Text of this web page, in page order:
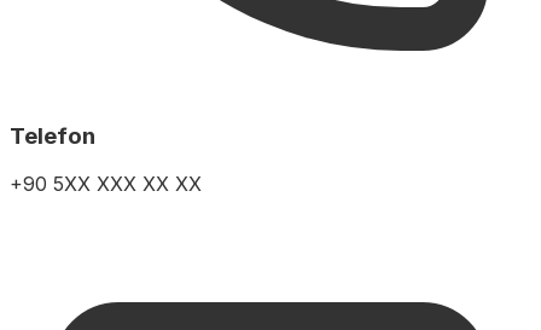
Telefon
+90 5XX XXX XX XX